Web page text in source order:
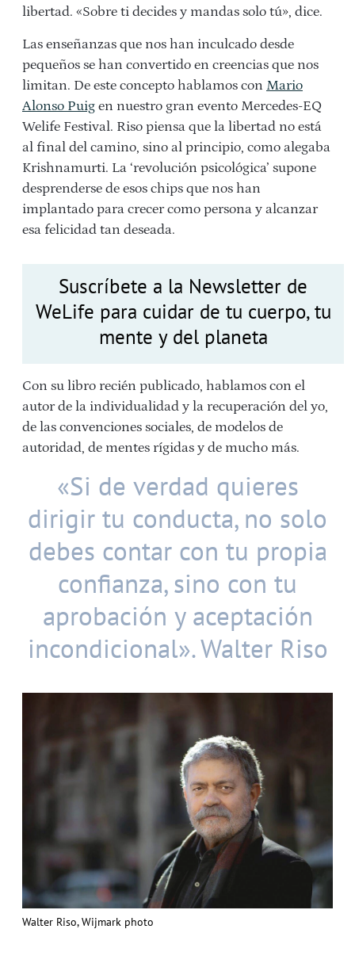
libertad. «Sobre ti decides y mandas solo tú», dice.
Las enseñanzas que nos han inculcado desde
pequeños se han convertido en creencias que nos
limitan. De este concepto hablamos con Mario
Alonso Puig en nuestro gran evento Mercedes-EQ
Welife Festival. Riso piensa que la libertad no está
al final del camino, sino al principio, como alegaba
Krishnamurti. La ‘revolución psicológica’ supone
desprenderse de esos chips que nos han
implantado para crecer como persona y alcanzar
esa felicidad tan deseada.
Suscríbete a la Newsletter de
WeLife para cuidar de tu cuerpo, tu
mente y del planeta
Con su libro recién publicado, hablamos con el
autor de la individualidad y la recuperación del yo,
de las convenciones sociales, de modelos de
autoridad, de mentes rígidas y de mucho más.
«Si de verdad quieres
dirigir tu conducta, no solo
debes contar con tu propia
confianza, sino con tu
aprobación y aceptación
incondicional». Walter Riso
Walter Riso, Wijmark photo